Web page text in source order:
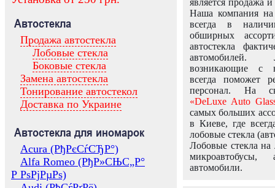
Автостекла
Продажа автостекла
Лобовые стекла
Боковые стекла
Замена автостекла
Тонирование автостекол
Доставка по Украине
Автостекла для иномарок
Acura (РђРєСѓСЂР°)
Alfa Romeo (РђР»СЊС„Р°
Р РѕРјРµРѕ)
является продажа и
Наша компания на
всегда в
обширных
автостекла
возникающие с
всегда поможет
персонал. На
«DeLuxe Auto
самых больших
в Киеве, где
лобовые стекла
Лобовые стекла на
микроавтобусы,
автомобили.